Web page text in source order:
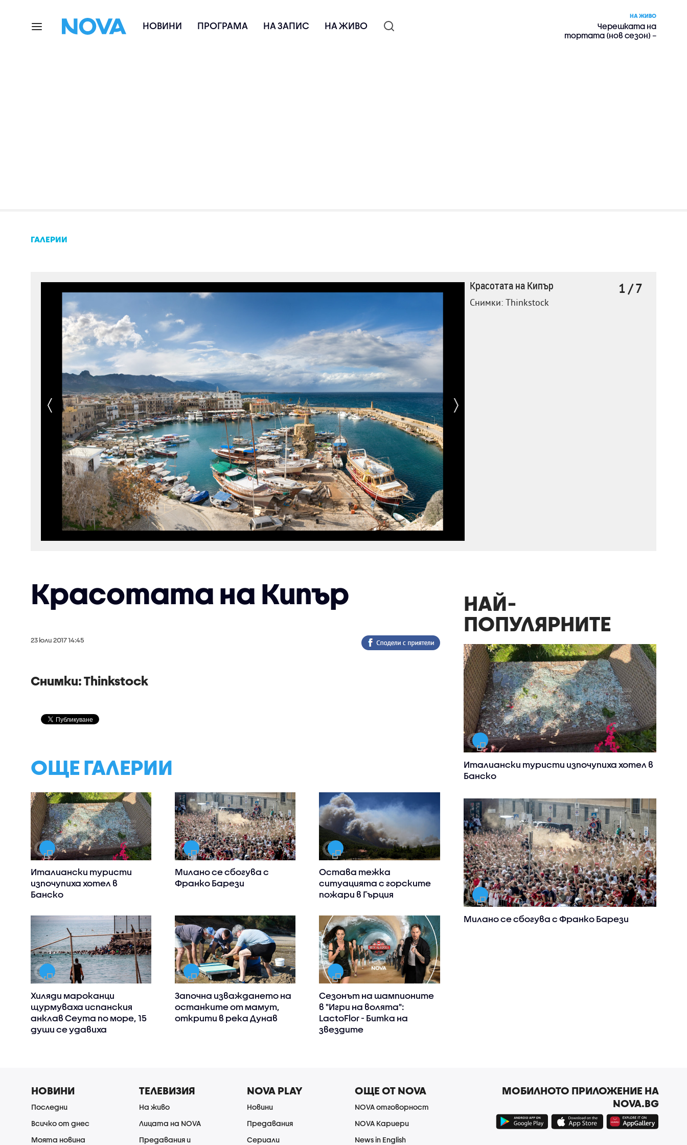
НОВИНИ ПРОГРАМА НА ЗАПИС НА ЖИВО
НА ЖИВО
Черешката на
тортата (нов сезон) –
ГАЛЕРИИ
Красотата на Кипър
Снимки: Thinkstock
1 / 7
Красотата на Кипър
23 юли 2017 14:45
Снимки: Thinkstock
ОЩЕ ГАЛЕРИИ
Италиански туристи
изпочупиха хотел в
Банско
Милано се сбогува с
Франко Барези
Остава тежка
ситуацията с горските
пожари в Гърция
Хиляди мароканци
щурмуваха испанския
анклав Сеута по море, 15
души се удавиха
Започна изваждането на
останките от мамут,
открити в река Дунав
Сезонът на шампионите
в "Игри на волята":
LactoFlor - Битка на
звездите
НАЙ-
ПОПУЛЯРНИТЕ
Италиански туристи изпочупиха хотел в
Банско
Милано се сбогува с Франко Барези
НОВИНИ
Последни
Всичко от днес
Моята новина
ТЕЛЕВИЗИЯ
На живо
Лицата на NOVA
Предавания и
NOVA PLAY
Новини
Предавания
Сериали
ОЩЕ ОТ NOVA
NOVA отговорност
NOVA Кариери
News in English
МОБИЛНОТО ПРИЛОЖЕНИЕ НА
NOVA.BG